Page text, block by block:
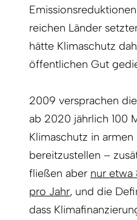
reichen Länder
hätte Klimaschutz
öffentlichen Gut
2009 versprachen
ab 2020 jährlich 100
Klimaschutz in armen
bereitzustellen –
fließen aber nur etwa
pro Jahr, und die
dass